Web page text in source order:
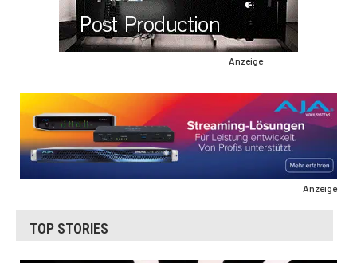
Anzeige
Anzeige
TOP STORIES